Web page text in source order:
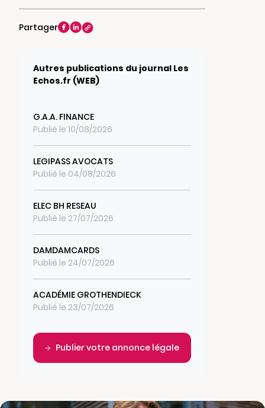
Partager
Autres publications du journal Les
Echos.fr (WEB)
G.A.A. FINANCE
Publié le 10/08/2026
LEGIPASS AVOCATS
Publié le 04/08/2026
ELEC BH RESEAU
Publié le 27/07/2026
DAMDAMCARDS
Publié le 24/07/2026
ACADÉMIE GROTHENDIECK
Publié le 23/07/2026
Publier votre annonce légale